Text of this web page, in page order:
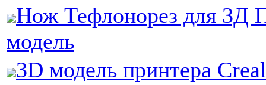
Нож Тефлонорез для 3Д
модель
3D модель принтера